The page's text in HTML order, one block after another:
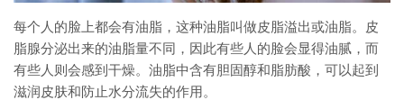
每个人的脸上都会有油脂，这种油脂叫做皮脂溢出或油脂。皮
脂腺分泌出来的油脂量不同，因此有些人的脸会显得油腻，而
有些人则会感到干燥。油脂中含有胆固醇和脂肪酸，可以起到
滋润皮肤和防止水分流失的作用。